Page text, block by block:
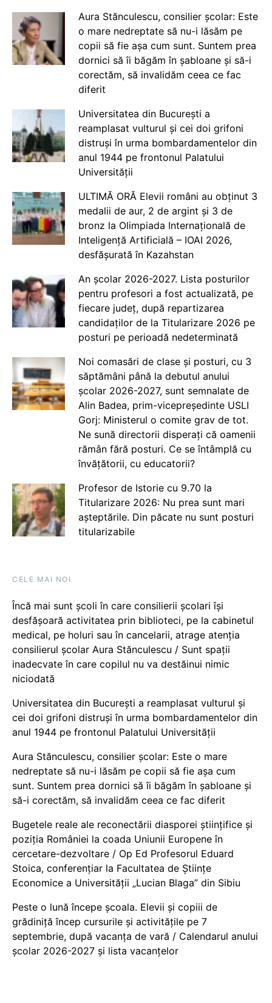
Aura Stănculescu, consilier școlar: Este
o mare nedreptate să nu-i lăsăm pe
copii să fie așa cum sunt. Suntem prea
dornici să îi băgăm în șabloane și să-i
corectăm, să invalidăm ceea ce fac
diferit
Universitatea din București a
reamplasat vulturul și cei doi grifoni
distruși în urma bombardamentelor din
anul 1944 pe frontonul Palatului
Universității
ULTIMĂ ORĂ Elevii români au obținut 3
medalii de aur, 2 de argint și 3 de
bronz la Olimpiada Internațională de
Inteligență Artificială – IOAI 2026,
desfășurată în Kazahstan
An școlar 2026-2027. Lista posturilor
pentru profesori a fost actualizată, pe
fiecare județ, după repartizarea
candidaților de la Titularizare 2026 pe
posturi pe perioadă nedeterminată
Noi comasări de clase și posturi, cu 3
săptămâni până la debutul anului
școlar 2026-2027, sunt semnalate de
Alin Badea, prim-vicepreședinte USLI
Gorj: Ministerul o comite grav de tot.
Ne sună directorii disperați că oamenii
rămân fără posturi. Ce se întâmplă cu
învățătorii, cu educatorii?
Profesor de Istorie cu 9.70 la
Titularizare 2026: Nu prea sunt mari
așteptările. Din păcate nu sunt posturi
titularizabile
CELE MAI NOI
Încă mai sunt școli în care consilierii școlari își
desfășoară activitatea prin biblioteci, pe la cabinetul
medical, pe holuri sau în cancelarii, atrage atenția
consilierul școlar Aura Stănculescu / Sunt spații
inadecvate în care copilul nu va destăinui nimic
niciodată
Universitatea din București a reamplasat vulturul și
cei doi grifoni distruși în urma bombardamentelor din
anul 1944 pe frontonul Palatului Universității
Aura Stănculescu, consilier școlar: Este o mare
nedreptate să nu-i lăsăm pe copii să fie așa cum
sunt. Suntem prea dornici să îi băgăm în șabloane și
să-i corectăm, să invalidăm ceea ce fac diferit
Bugetele reale ale reconectării diasporei științifice și
poziția României la coada Uniunii Europene în
cercetare-dezvoltare / Op Ed Profesorul Eduard
Stoica, conferențiar la Facultatea de Științe
Economice a Universității „Lucian Blaga” din Sibiu
Peste o lună începe școala. Elevii și copiii de
grădiniță încep cursurile și activitățile pe 7
septembrie, după vacanța de vară / Calendarul anului
școlar 2026-2027 și lista vacanțelor